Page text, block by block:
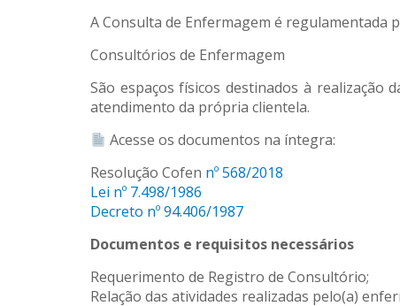
A Consulta de Enfermagem é regulamentada
Consultórios de Enfermagem
São espaços físicos destinados à realização
atendimento da própria clientela.
Acesse os documentos na íntegra:
Resolução Cofen nº 568/2018
Lei nº 7.498/1986
Decreto nº 94.406/1987
Documentos e requisitos necessários
Requerimento de Registro de Consultório;
Relação das atividades realizadas pelo(a)